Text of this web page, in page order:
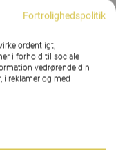
Fortrolighedspolitik
ordentligt,
i forhold til sociale
vedrørende din
i reklamer og med